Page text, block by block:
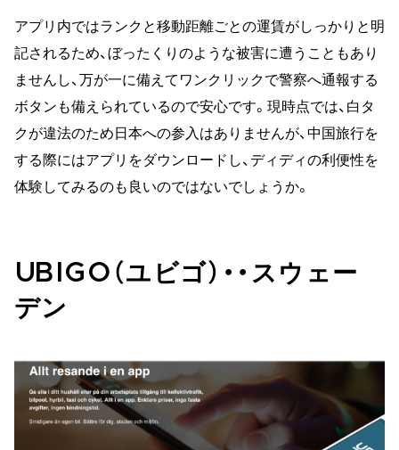
アプリ内ではランクと移動距離ごとの運賃がしっかりと明
記されるため、ぼったくりのような被害に遭うこともあり
ませんし、万が一に備えてワンクリックで警察へ通報する
ボタンも備えられているので安心です。現時点では、白タ
クが違法のため日本への参入はありませんが、中国旅行を
する際にはアプリをダウンロードし、ディディの利便性を
体験してみるのも良いのではないでしょうか。
UBIGO（ユビゴ）・・スウェー
デン